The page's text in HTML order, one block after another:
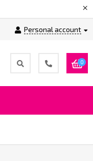
×
Personal account
0